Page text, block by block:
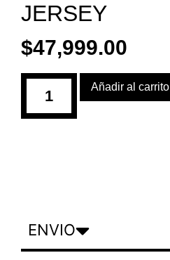
JERSEY
$47,999.00
Añadir al carrito
ENVIO